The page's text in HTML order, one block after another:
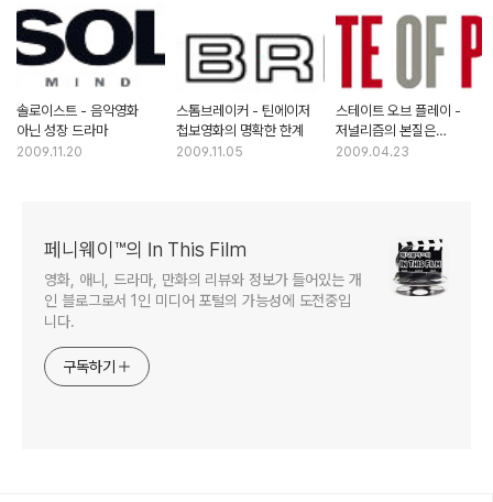
솔로이스트 - 음악영화
아닌 성장 드라마
2009.11.20
스톰브레이커 - 틴에이저
첩보영화의 명확한 한계
2009.11.05
스테이트 오브 플레이 -
저널리즘의 본질은
진실추구인가, 선정성인가
2009.04.23
페니웨이™의 In This Film
영화, 애니, 드라마, 만화의 리뷰와 정보가 들어있는 개
인 블로그로서 1인 미디어 포털의 가능성에 도전중입
니다.
구독하기